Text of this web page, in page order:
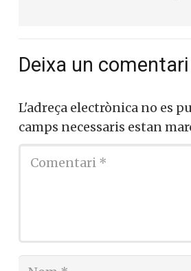
Deixa un comentari
L'adreça electrònica no es
camps necessaris estan